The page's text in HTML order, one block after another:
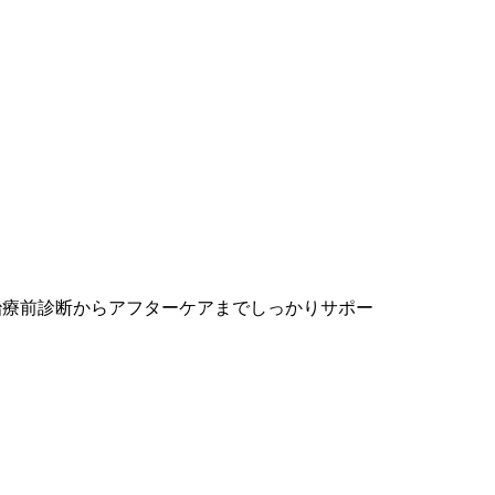
前診断からアフターケアまでしっかりサポー